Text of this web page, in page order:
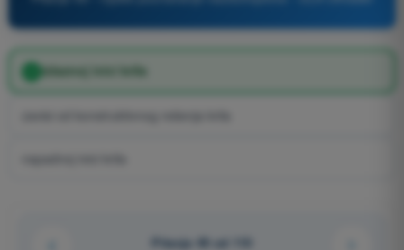
izlaznoj ivici krila
Pitanje 49 od 110